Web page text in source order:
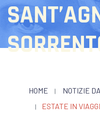
HOME
NOTIZIE
ESTATE IN
Condividi